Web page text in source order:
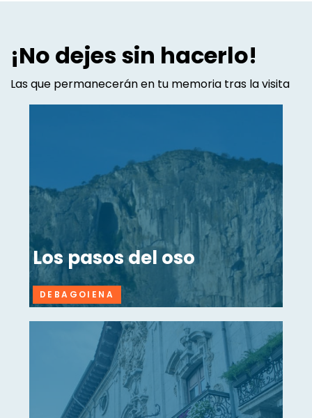
¡No dejes sin hacerlo!
Las que permanecerán en tu memoria tras la visita
Los pasos del oso
DEBAGOIENA